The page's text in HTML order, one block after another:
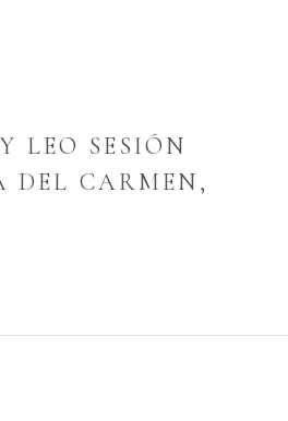
LEO SESIÓN
DEL CARMEN,